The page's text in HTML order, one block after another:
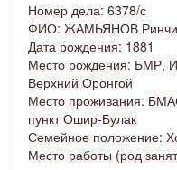
Номер дела: 6378/с
ФИО: ЖАМЬЯНОВ
Дата рождения: 1881
Место рождения: БМР,
Верхний Оронгой
Место проживания:
пункт Ошир-Булак
Семейное положение:
Место работы (род